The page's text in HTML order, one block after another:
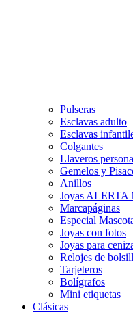
Pulseras
Esclavas adulto
Esclavas
Colgantes
Llaveros
Gemelos y
Anillos
Joyas ALERTA
Marcapáginas
Especial
Joyas con fotos
Joyas para
Relojes de
Tarjeteros
Bolígrafos
Mini etiquetas
Clásicas